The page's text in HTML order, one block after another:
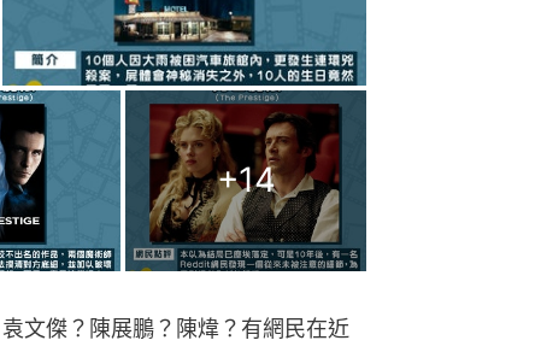
+14
文傑？陳展鵬？陳煒？有網民在近